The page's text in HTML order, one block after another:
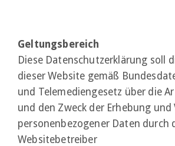
Geltungsbereich
Diese Datenschutzerklärung soll
dieser Website gemäß
und Telemediengesetz über die
und den Zweck der Erhebung und
personenbezogener Daten durch
Websitebetreiber